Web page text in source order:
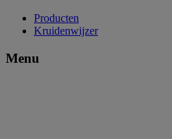
Producten
Kruidenwijzer
Menu